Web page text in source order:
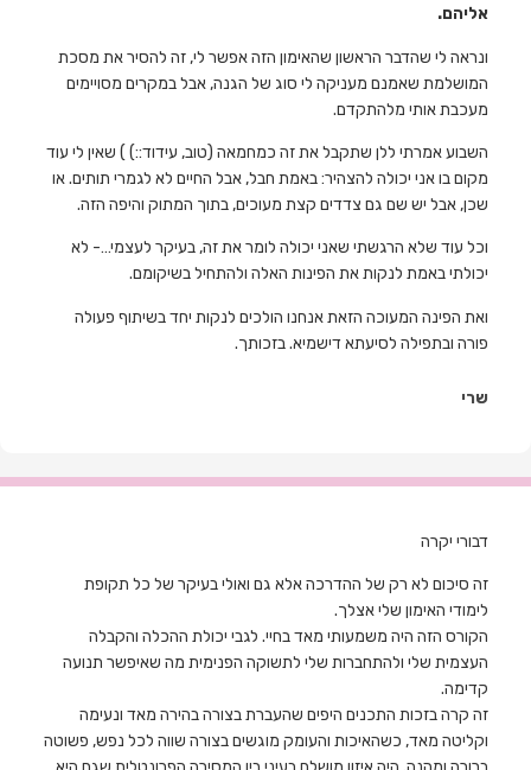
אליהם.
ונראה לי שהדבר הראשון שהאימון הזה אפשר לי, זה להסיר את מסכת
המושלמת שאמנם מעניקה לי סוג של הגנה, אבל במקרים מסויימים
מעכבת אותי מלהתקדם.
השבוע אמרתי ללן שתקבל את זה כמחמאה (טוב, עידוד::) ) שאין לי עוד
מקום בו אני יכולה להצהיר: באמת חבל, אבל החיים לא לגמרי תותים. או
שכן, אבל יש שם גם צדדים קצת מעוכים, בתוך המתוק והיפה הזה.
וכל עוד שלא הרגשתי שאני יכולה לומר את זה, בעיקר לעצמי…- לא
יכולתי באמת לנקות את הפינות האלה ולהתחיל בשיקומם.
ואת הפינה המעוכה הזאת אנחנו הולכים לנקות יחד בשיתוף פעולה
פורה ובתפילה לסיעתא דישמיא. בזכותך.
שרי
דבורי יקרה
זה סיכום לא רק של ההדרכה אלא גם ואולי בעיקר של כל תקופת
לימודי האימון שלי אצלך.
הקורס הזה היה משמעותי מאד בחיי. לגבי יכולת ההכלה והקבלה
העצמית שלי ולהתחברות שלי לתשוקה הפנימית מה שאיפשר תנועה
קדימה.
זה קרה בזכותהתכנים היפים שהעברת בצורה בהירה מאד ונעימה
וקליטה מאד, כשהאיכות והעומק מוגשים בצורה שווה לכל נפש, פשוטה